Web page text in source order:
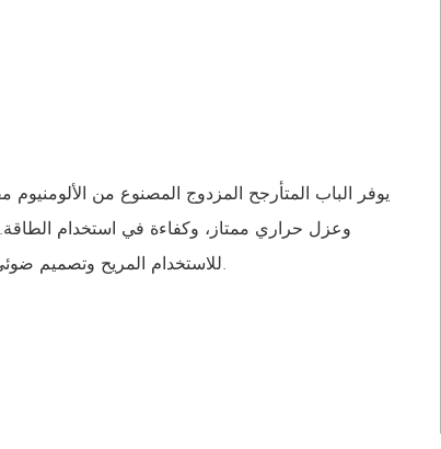
يوفر الباب المتأرجح المزدوج المصنوع من
وعزل حراري ممتاز، وكفاءة في استخدام
للاستخدام المريح وتصميم ضوئي ضيق الجوانب لتوفير مجال رؤية أوسع.